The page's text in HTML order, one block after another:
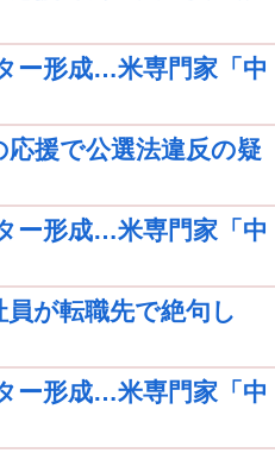
ー形成…米専門家「中
援で公選法違反の疑
ー形成…米専門家「中
が転職先で絶句し
ー形成…米専門家「中